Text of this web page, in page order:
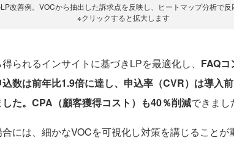
改善例。VOCから抽出した訴求点を反映し、ヒートマップ分析で反
※クリックすると拡大します
られるインサイトに基づきLPを最適化し、 FAQ
数は前年比1.9倍に達し、申込率（CVR）は導入
た。 CPA（顧客獲得コスト）も40％削減できまし
には、細かなVOCを可視化し対策を講じることが